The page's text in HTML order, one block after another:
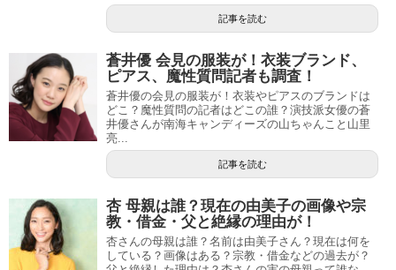
記事を読む
蒼井優 会見の服装が！衣装ブランド、
ピアス、魔性質問記者も調査！
蒼井優の会見の服装が！衣装やピアスのブランドは
どこ？魔性質問の記者はどこの誰？演技派女優の蒼
井優さんが南海キャンディーズの山ちゃんこと山里
亮...
記事を読む
杏 母親は誰？現在の由美子の画像や宗
教・借金・父と絶縁の理由が！
杏さんの母親は誰？名前は由美子さん？現在は何を
している？画像はある？宗教・借金などの過去が？